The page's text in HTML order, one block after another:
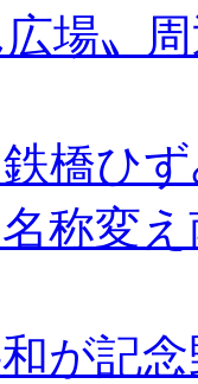
広場〟
橋ひ
名称変
が記